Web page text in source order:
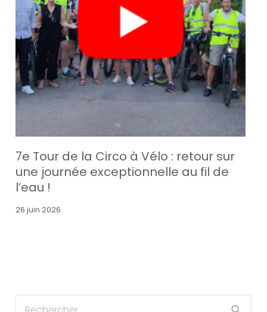
7e Tour de la Circo à Vélo : retour sur
une journée exceptionnelle au fil de
l’eau !
26 juin 2026